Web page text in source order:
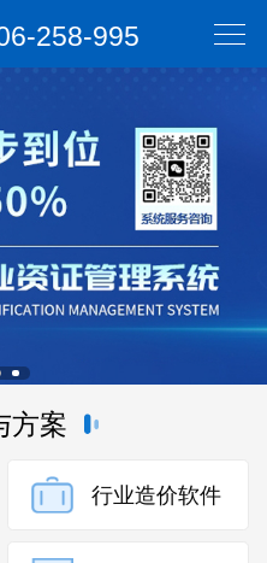
258-995
方案
行业造价软件